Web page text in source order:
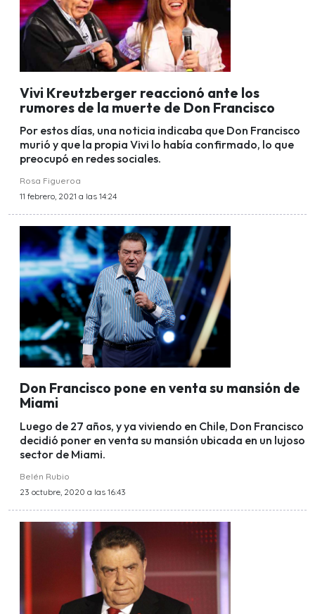
Vivi Kreutzberger reaccionó ante los
rumores de la muerte de Don Francisco
Por estos días, una noticia indicaba que Don Francisco
murió y que la propia Vivi lo había confirmado, lo que
preocupó en redes sociales.
Rosa Figueroa
11 febrero, 2021 a las 14:24
Don Francisco pone en venta su mansión de
Miami
Luego de 27 años, y ya viviendo en Chile, Don Francisco
decidió poner en venta su mansión ubicada en un lujoso
sector de Miami.
Belén Rubio
23 octubre, 2020 a las 16:43